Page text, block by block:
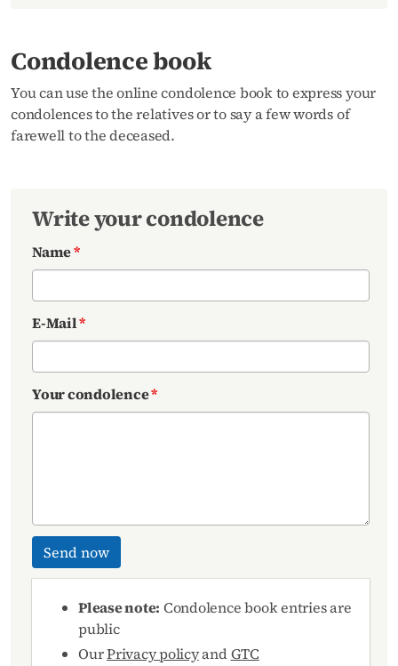
Condolence book
You can use the online condolence book to express your
condolences to the relatives or to say a few words of
farewell to the deceased.
Write your condolence
Name*
E-Mail*
Your condolence*
Send now
Please note: Condolence book entries are
public
OurPrivacy policyandGTC